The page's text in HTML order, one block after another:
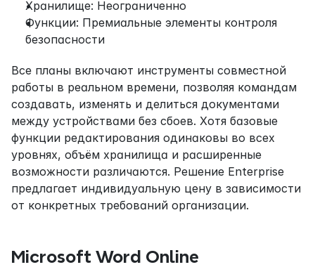
Хранилище: Неограниченно
Функции: Премиальные элементы контроля
безопасности
Все планы включают инструменты совместной
работы в реальном времени, позволяя командам
создавать, изменять и делиться документами
между устройствами без сбоев. Хотя базовые
функции редактирования одинаковы во всех
уровнях, объём хранилища и расширенные
возможности различаются. Решение Enterprise
предлагает индивидуальную цену в зависимости
от конкретных требований организации.
Microsoft Word Online